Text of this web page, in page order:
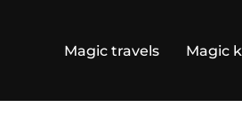
Magic travels Magic